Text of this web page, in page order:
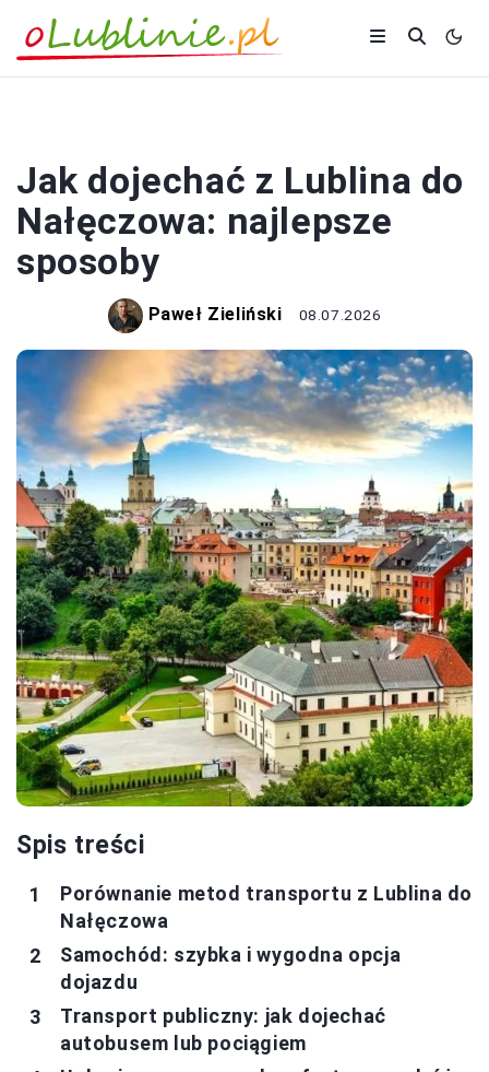
Jak dojechać z Lublina do
Nałęczowa: najlepsze
sposoby
Paweł Zieliński 08.07.2026
Spis treści
Porównanie metod transportu z Lublina do
Nałęczowa
Samochód: szybka i wygodna opcja
dojazdu
Transport publiczny: jak dojechać
autobusem lub pociągiem